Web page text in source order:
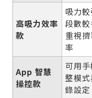
高吸力效率
款
吸力較
段數較
重視
率
App 智慧
操控款
可用
整模
錄設定